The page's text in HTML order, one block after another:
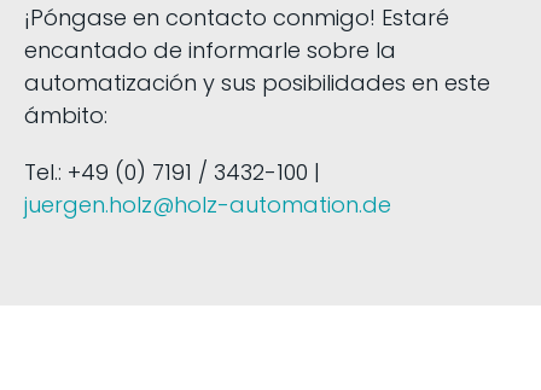
¡Póngase en contacto conmigo! Estaré
encantado de informarle sobre la
automatización y sus posibilidades en este
ámbito:
Tel.: +49 (0) 7191 / 3432-100 |
juergen.holz@holz-automation.de